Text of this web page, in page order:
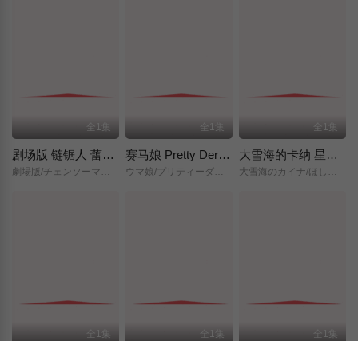
全1集
剧场版 链锯人 蕾塞篇(正式版)
全1集
赛马娘 Pretty Derby 新时代之门
全1集
大雪海的卡纳 星之贤者
全1集 全1集 全1集